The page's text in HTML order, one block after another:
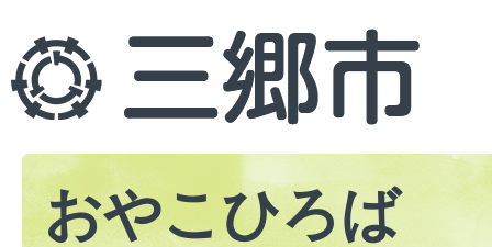
おやこひろば